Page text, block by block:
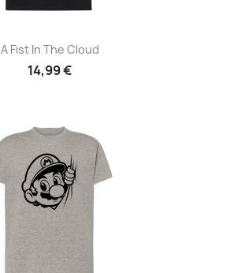
A Fist In The Cloud
14,99 €